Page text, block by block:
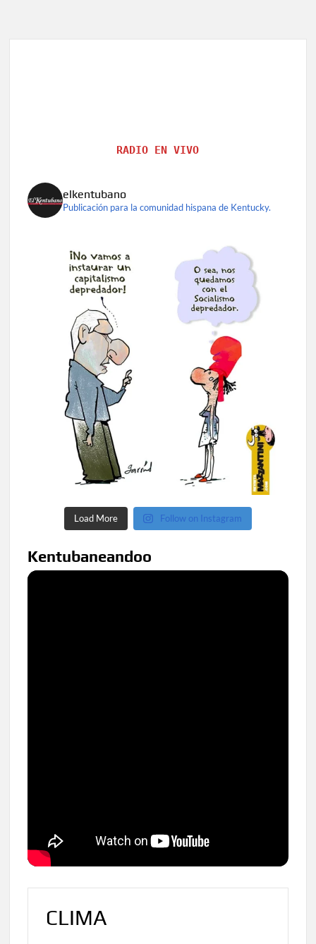
RADIO EN VIVO
elkentubano
Publicación para la comunidad hispana de Kentucky.
Load More Follow on Instagram
Kentubaneandoo
CLIMA